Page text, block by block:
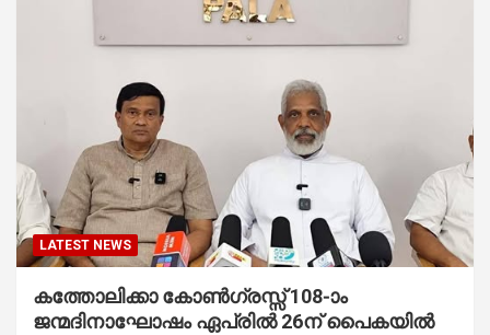
LATEST NEWS
കത്തോലിക്കാ കോൺഗ്രസ്സ് 108-ാം
ജന്മദിനാഘോഷം ഏപ്രിൽ 26ന് പൈകയിൽ